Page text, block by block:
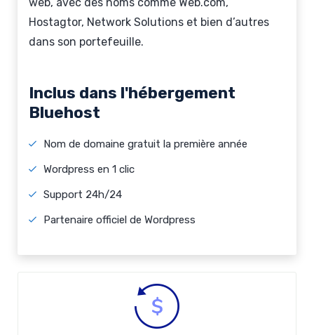
Hostagtor, Network Solutions et bien d’autres
dans son portefeuille.
Inclus dans l'hébergement
Bluehost
Nom de domaine gratuit la première année
Wordpress en 1 clic
Support 24h/24
Partenaire officiel de Wordpress